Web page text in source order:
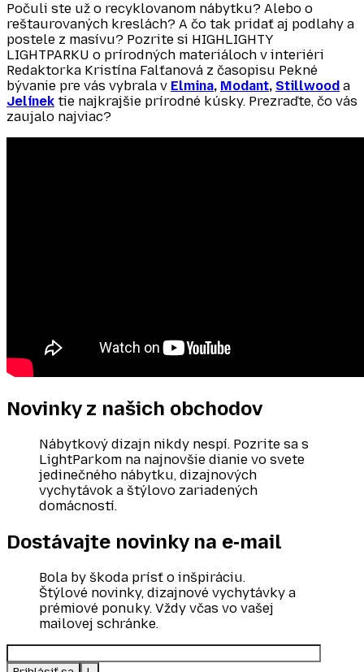
Počuli ste už o recyklovanom nábytku? Alebo o
reštaurovaných kreslách? A čo tak pridať aj podlahy a
postele z masívu? Pozrite si HIGHLIGHTY
LIGHTPARKU o prírodných materiáloch v interiéri
Redaktorka Kristína Falťanová z časopisu Pekné
bývanie pre vás vybrala v Elmina, Modant, Stillwood a
Jelínek tie najkrajšie prírodné kúsky. Prezraďte, čo vás
zaujalo najviac?
Novinky z našich obchodov
Nábytkový dizajn nikdy nespí. Pozrite sa s
LightParkom na najnovšie dianie vo svete
jedinečného nábytku, dizajnových
vychytávok a štýlovo zariadených
domácností.
Dostávajte novinky na e‑mail
Bola by škoda prísť o inšpiráciu.
Štýlové novinky, dizajnové vychytávky a
prémiové ponuky. Vždy včas vo vašej
mailovej schránke.